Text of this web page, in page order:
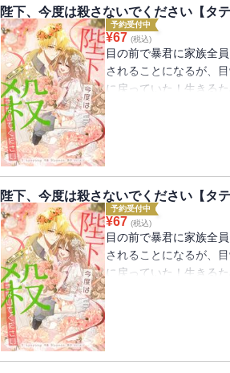
陛下、今度は殺さないでください【タ
予約受付中
¥67 (税込)
目の前で暴君に家族全
されることになるが、
に戻っていた！生きる
ルトの侍女になること
陛下、今度は殺さないでください【タ
予約受付中
¥67 (税込)
目の前で暴君に家族全
されることになるが、
に戻っていた！生きる
ルトの侍女になること